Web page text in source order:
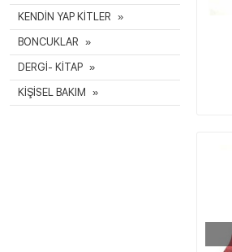
KENDİN YAP KİTLER
BONCUKLAR
DERGİ- KİTAP
KİŞİSEL BAKIM